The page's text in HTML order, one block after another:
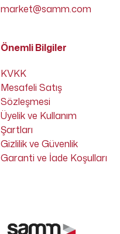
market@samm.com
Önemli Bilgiler
KVKK
Mesafeli Satış
Sözleşmesi
Üyelik ve Kullanım
Şartları
Gizlilik ve Güvenlik
Garanti ve İade Koşulları